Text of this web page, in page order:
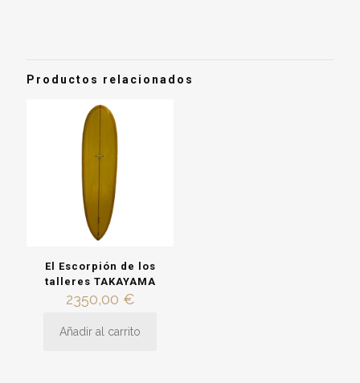
Productos relacionados
El Escorpión de los
talleres TAKAYAMA
2350,00 €
Añadir al carrito